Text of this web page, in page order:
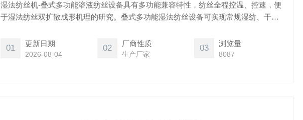
湿法纺丝机-叠式多功能溶液纺丝设备具有多功能兼容特性，纺丝全程控温、控速，便
于湿法纺丝双扩散成形机理的研究。叠式多功能湿法纺丝设备可实现常规湿纺、干喷
纺丝料罐可进行单独或组合使用，纺丝功能模块齐全，可模拟工业化湿法纺丝过程，
实现纤维的连续化成形和制备。
01 更新日期
2026-08-04
02 厂商性质
生产厂家
03 浏览量
8087